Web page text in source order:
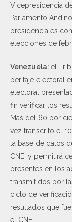
Vicepresidencia
Parlamento
presidenciales
elecciones de
Venezuela: el
peritaje electoral
electoral
fin verificar los
Más del 60 por
vez transcrito el
la base de datos
CNE, y permitirá
presentes en los
transmitidos por
ciclo de
resultados que
el CNE.